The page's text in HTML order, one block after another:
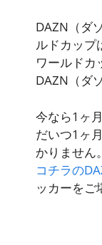
DAZN（ダ
ルドカップ
ワールドカ
DAZN（ダ
今なら1ヶ
だいつ1ヶ
かりません
コチラの
ッカーをご